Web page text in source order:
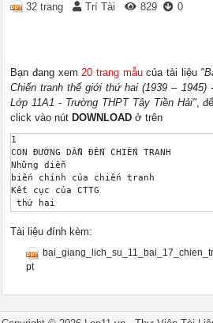
32 trang Trí Tài 829 0
Bạn đang xem20 trang mẫucủa tài liệu
Chiến tranh thế giới thứ hai (1939 – 1945)
Lớp 11A1 - Trường THPT Tây Tiền Hải",
click vào nút DOWNLOAD ở trên
1
CON ĐƯỜNG DẪN ĐẾN CHIẾN TRANH
Những diễn
biến chính của chiến tranh
Kết cục của CTTG
thứ hai
(1939 – 1945)
I. CON ĐƯỜNG DẪN ĐẾN CHIẾN TRANH
Do mâu thuẫn giữa các nước tư
Các nước phát xít đẩy mạnh
Tài liệu đính kèm:
pt